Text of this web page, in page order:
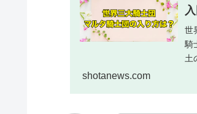
世
騎
土
shotanews.com